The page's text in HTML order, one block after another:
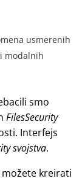
usmerenih
modalnih
smo
FilesSecurity
Interfejs
svojstva.
možete kreirati